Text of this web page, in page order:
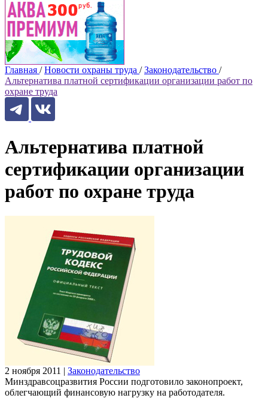
Главная / Новости охраны труда / Законодательство /
Альтернатива платной сертификации организации работ по
охране труда
Альтернатива платной
сертификации организации
работ по охране труда
2 ноября 2011 | Законодательство
Минздравсоцразвития России подготовило законопроект,
облегчающий финансовую нагрузку на работодателя.